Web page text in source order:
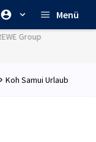
Menü
Koh Samui Urlaub